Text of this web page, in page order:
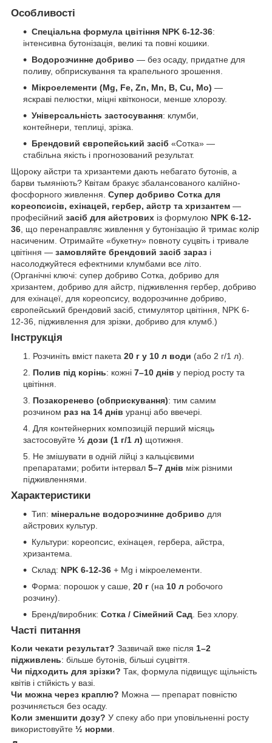
Особливості
Спеціальна формула цвітіння NPK 6-12-36:
інтенсивна бутонізація, великі та повні кошики.
Водорозчинне добриво — без осаду, придатне для
поливу, обприскування та крапельного зрошення.
Мікроелементи (Mg, Fe, Zn, Mn, B, Cu, Mo) —
яскраві пелюстки, міцні квітконоси, менше хлорозу.
Універсальність застосування: клумби,
контейнери, теплиці, зрізка.
Брендовий європейський засіб «Сотка» —
стабільна якість і прогнозований результат.
Щороку айстри та хризантеми дають небагато бутонів, а
барви тьмяніють? Квітам бракує збалансованого калійно-
фосфорного живлення. Супер добриво Сотка для
кореопсисів, ехінацей, гербер, айстр та хризантем —
професійний засіб для айстрових із формулою NPK 6-12-
36, що перенаправляє живлення у бутонізацію й тримає колір
насиченим. Отримайте «букетну» повноту суцвіть і тривале
цвітіння — замовляйте брендовий засіб зараз і
насолоджуйтеся ефектними клумбами все літо.
(Органічні ключі: супер добриво Сотка, добриво для
хризантем, добриво для айстр, підживлення гербер, добриво
для ехінацеї, для кореопсису, водорозчинне добриво,
європейський брендовий засіб, стимулятор цвітіння, NPK 6-
12-36, підживлення для зрізки, добриво для клумб.)
Інструкція
Розчиніть вміст пакета 20 г у 10 л води (або 2 г/1 л).
Полив під корінь: кожні 7–10 днів у період росту та
цвітіння.
Позакоренево (обприскування): тим самим
розчином раз на 14 днів уранці або ввечері.
Для контейнерних композицій перший місяць
застосовуйте ½ дози (1 г/1 л) щотижня.
Не змішувати в одній лійці з кальцієвими
препаратами; робити інтервал 5–7 днів між різними
підживленнями.
Характеристики
Тип: мінеральне водорозчинне добриво для
айстрових культур.
Культури: кореопсис, ехінацея, гербера, айстра,
хризантема.
Склад: NPK 6-12-36 + Mg і мікроелементи.
Форма: порошок у саше, 20 г (на 10 л робочого
розчину).
Бренд/виробник: Сотка / Сімейний Сад . Без хлору.
Часті питання
Коли чекати результат? Зазвичай вже після 1–2
підживлень: більше бутонів, більші суцвіття.
Чи підходить для зрізки? Так, формула підвищує щільність
квітів і стійкість у вазі.
Чи можна через краплю? Можна — препарат повністю
розчиняється без осаду.
Коли зменшити дозу? У спеку або при уповільненні росту
використовуйте ½ норми.